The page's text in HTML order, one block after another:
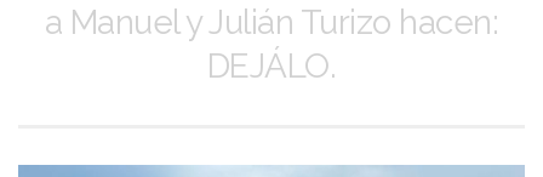
a Manuel y Julián Turizo hacen:
DEJÁLO.